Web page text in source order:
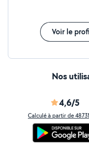
Voir le
Nos
4,6/5
Calculé à partir de